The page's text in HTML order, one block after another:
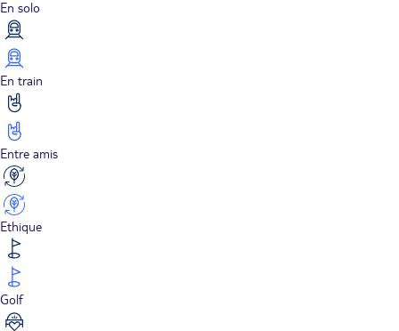
En solo
En train
Entre amis
Ethique
Golf